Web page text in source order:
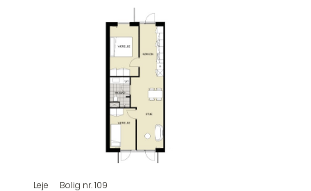
Leje Bolig nr. 109